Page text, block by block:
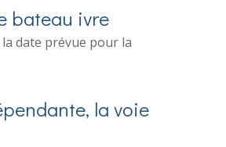
bateau ivre
date prévue pour la
la voie